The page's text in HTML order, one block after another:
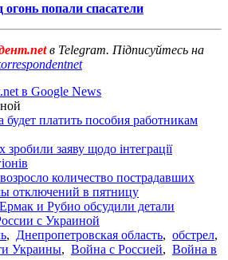
попали спасатели
в Telegram. Підписуйтесь на
в Google News
платить пособия работникам
заяву щодо інтеграції
количество пострадавших
отключений в пятницу
и Рубио обсудили детали
с Украиной
, Днепропетровская область, обстрел,
Украины, Война с Россией, Война в